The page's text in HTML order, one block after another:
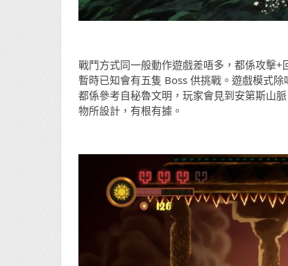
戰鬥方式同一般動作遊戲差唔多，都係攻擊
暫時已知會有五隻 Boss 供挑戰。遊戲模式
都係參考自秘魯文明，玩家會見到安第斯山
物所設計，有根有據。